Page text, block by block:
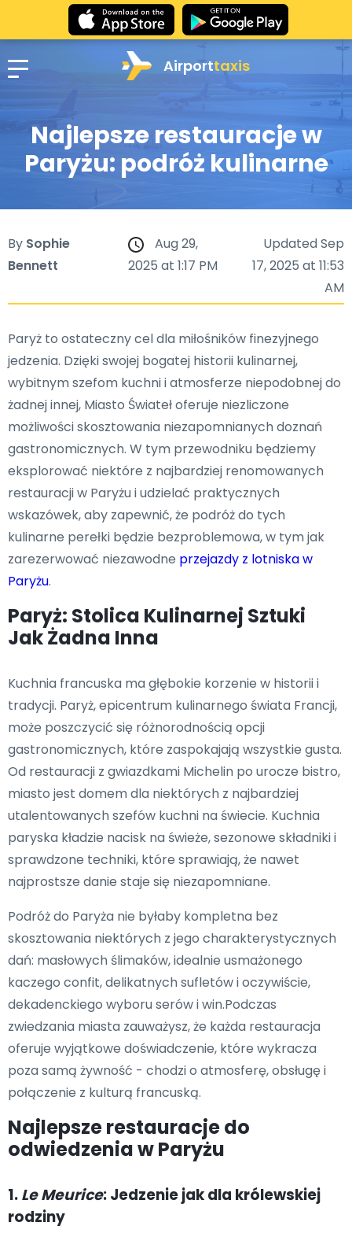
Airporttaxis
Najlepsze restauracje w
Paryżu: podróż kulinarne
By Sophie
Bennett
Aug 29,
2025 at 1:17 PM
Updated Sep
17, 2025 at 11:53
AM
Paryż to ostateczny cel dla miłośników finezyjnego
jedzenia. Dzięki swojej bogatej historii kulinarnej,
wybitnym szefom kuchni i atmosferze niepodobnej do
żadnej innej, Miasto Świateł oferuje niezliczone
możliwości skosztowania niezapomnianych doznań
gastronomicznych. W tym przewodniku będziemy
eksplorować niektóre z najbardziej renomowanych
restauracji w Paryżu i udzielać praktycznych
wskazówek, aby zapewnić, że podróż do tych
kulinarne perełki będzie bezproblemowa, w tym jak
zarezerwować niezawodne przejazdy z lotniska w
Paryżu.
Paryż: Stolica Kulinarnej Sztuki
Jak Żadna Inna
Kuchnia francuska ma głębokie korzenie w historii i
tradycji. Paryż, epicentrum kulinarnego świata Francji,
może poszczycić się różnorodnością opcji
gastronomicznych, które zaspokajają wszystkie gusta.
Od restauracji z gwiazdkami Michelin po urocze bistro,
miasto jest domem dla niektórych z najbardziej
utalentowanych szefów kuchni na świecie. Kuchnia
paryska kładzie nacisk na świeże, sezonowe składniki i
sprawdzone techniki, które sprawiają, że nawet
najprostsze danie staje się niezapomniane.
Podróż do Paryża nie byłaby kompletna bez
skosztowania niektórych z jego charakterystycznych
dań: masłowych ślimaków, idealnie usmażonego
kaczego confit, delikatnych sufletów i oczywiście,
dekadenckiego wyboru serów i win.Podczas
zwiedzania miasta zauważysz, że każda restauracja
oferuje wyjątkowe doświadczenie, które wykracza
poza samą żywność - chodzi o atmosferę, obsługę i
połączenie z kulturą francuską.
Najlepsze restauracje do
odwiedzenia w Paryżu
1.Le Meurice: Jedzenie jak dla królewskiej
rodziny